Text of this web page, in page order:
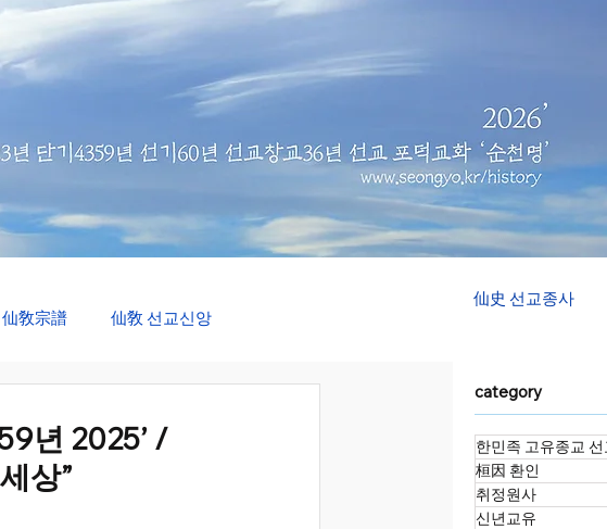
敎宗譜 仙敎 선교신앙
화 절기법회
년 2025’ /
상”
仙史 선교종사
category
한민족 고유종교
桓因 환인
취정원사
신년교유